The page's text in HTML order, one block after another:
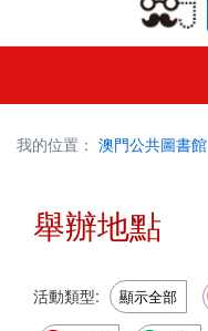
我的位置： 澳門公共圖書館
舉辦地點
活動類型: 顯示全部